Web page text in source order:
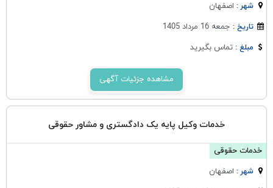
شهر : اصفهان
تاریخ : جمعه 16 مرداد 1405
مبلغ :تماس بگیرید
مشاهده جزئیات آگهی
خدمات وکیل پایه یک دادگستری و مشاور حقوقی
خدمات حقوقی
شهر : اصفهان